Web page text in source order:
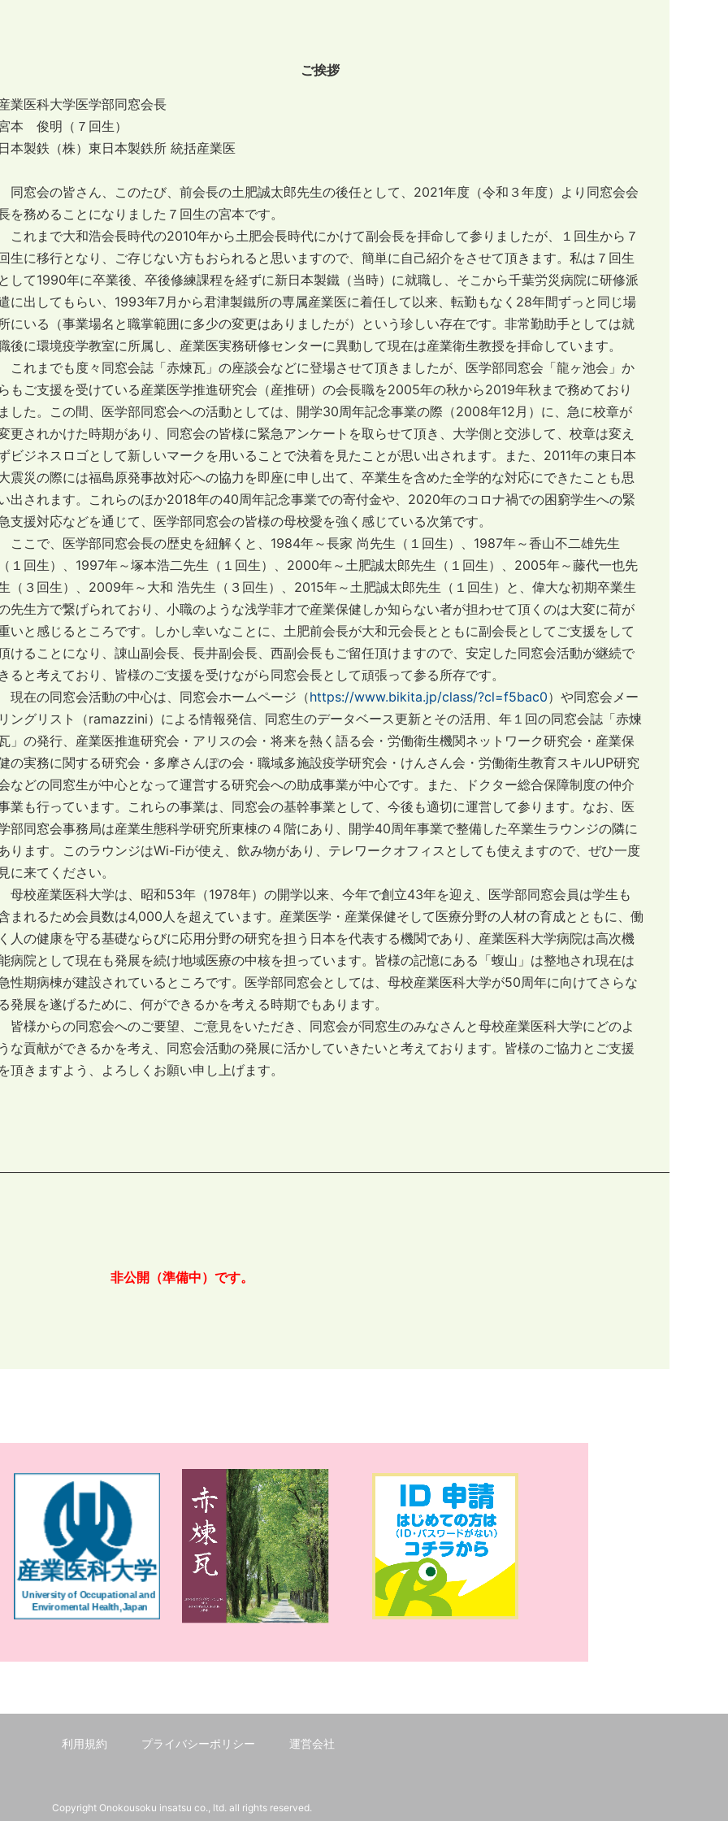
ご挨拶
業医科大学医学部同窓会長
本 俊明（７回生）
本製鉄（株）東日本製鉄所 統括産業医
窓会の皆さん、このたび、前会長の土肥誠太郎先生の後任として、2021年度（令和３年度）より同窓会会
を務めることになりました７回生の宮本です。
れまで大和浩会長時代の2010年から土肥会長時代にかけて副会長を拝命して参りましたが、１回生から７
生に移行となり、ご存じない方もおられると思いますので、簡単に自己紹介をさせて頂きます。私は７回生
して1990年に卒業後、卒後修練課程を経ずに新日本製鐵（当時）に就職し、そこから千葉労災病院に研修派
に出してもらい、1993年7月から君津製鐵所の専属産業医に着任して以来、転勤もなく28年間ずっと同じ場
にいる（事業場名と職掌範囲に多少の変更はありましたが）という珍しい存在です。非常勤助手としては就
後に環境疫学教室に所属し、産業医実務研修センターに異動して現在は産業衛生教授を拝命しています。
れまでも度々同窓会誌「赤煉瓦」の座談会などに登場させて頂きましたが、医学部同窓会「龍ヶ池会」か
もご支援を受けている産業医学推進研究会（産推研）の会長職を2005年の秋から2019年秋まで務めており
した。この間、医学部同窓会への活動としては、開学30周年記念事業の際（2008年12月）に、急に校章が
更されかけた時期があり、同窓会の皆様に緊急アンケートを取らせて頂き、大学側と交渉して、校章は変え
ビジネスロゴとして新しいマークを用いることで決着を見たことが思い出されます。また、2011年の東日本
震災の際には福島原発事故対応への協力を即座に申し出て、卒業生を含めた全学的な対応にできたことも思
出されます。これらのほか2018年の40周年記念事業での寄付金や、2020年のコロナ禍での困窮学生への緊
支援対応などを通じて、医学部同窓会の皆様の母校愛を強く感じている次第です。
こで、医学部同窓会長の歴史を紐解くと、1984年～長家 尚先生（１回生）、1987年～香山不二雄先生
１回生）、1997年～塚本浩二先生（１回生）、2000年～土肥誠太郎先生（１回生）、2005年～藤代一也先
（３回生）、2009年～大和 浩先生（３回生）、2015年～土肥誠太郎先生（１回生）と、偉大な初期卒業生
先生方で繋げられており、小職のような浅学菲才で産業保健しか知らない者が担わせて頂くのは大変に荷が
いと感じるところです。しかし幸いなことに、土肥前会長が大和元会長とともに副会長としてご支援をして
けることになり、諌山副会長、長井副会長、西副会長もご留任頂けますので、安定した同窓会活動が継続で
ると考えており、皆様のご支援を受けながら同窓会長として頑張って参る所存です。
在の同窓会活動の中心は、同窓会ホームページ（https://www.bikita.jp/class/?cl=f5bac0）や同窓会メー
ングリスト（ramazzini）による情報発信、同窓生のデータベース更新とその活用、年１回の同窓会誌「赤煉
」の発行、産業医推進研究会・アリスの会・将来を熱く語る会・労働衛生機関ネットワーク研究会・産業保
の実務に関する研究会・多摩さんぽの会・職域多施設疫学研究会・けんさん会・労働衛生教育スキルUP研究
などの同窓生が中心となって運営する研究会への助成事業が中心です。また、ドクター総合保障制度の仲介
業も行っています。これらの事業は、同窓会の基幹事業として、今後も適切に運営して参ります。なお、医
部同窓会事務局は産業生態科学研究所東棟の４階にあり、開学40周年事業で整備した卒業生ラウンジの隣に
ります。このラウンジはWi-Fiが使え、飲み物があり、テレワークオフィスとしても使えますので、ぜひ一度
に来てください。
校産業医科大学は、昭和53年（1978年）の開学以来、今年で創立43年を迎え、医学部同窓会員は学生も
まれるため会員数は4,000人を超えています。産業医学・産業保健そして医療分野の人材の育成とともに、働
人の健康を守る基礎ならびに応用分野の研究を担う日本を代表する機関であり、産業医科大学病院は高次機
病院として現在も発展を続け地域医療の中核を担っています。皆様の記憶にある「蝮山」は整地され現在は
性期病棟が建設されているところです。医学部同窓会としては、母校産業医科大学が50周年に向けてさらな
発展を遂げるために、何ができるかを考える時期でもあります。
様からの同窓会へのご要望、ご意見をいただき、同窓会が同窓生のみなさんと母校産業医科大学にどのよ
な貢献ができるかを考え、同窓会活動の発展に活かしていきたいと考えております。皆様のご協力とご支援
頂きますよう、よろしくお願い申し上げます。
非公開（準備中）です。
利用規約 プライバシーポリシー 運営会社
Copyright Onokousoku insatsu co., ltd. all rights reserved.